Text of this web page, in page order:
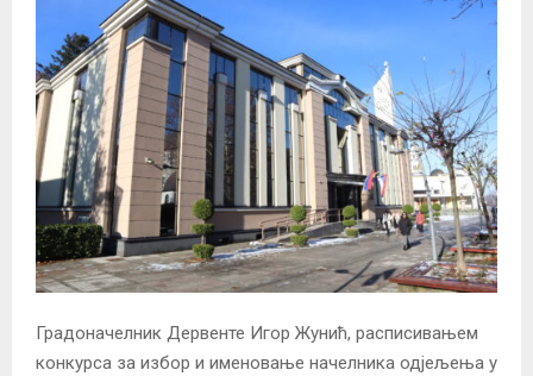
Градоначелник Дервенте Игор Жунић, расписивањем
конкурса за избор и именовање начелника одјељења у